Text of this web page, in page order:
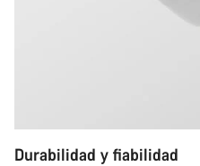
Durabilidad y fiabilidad